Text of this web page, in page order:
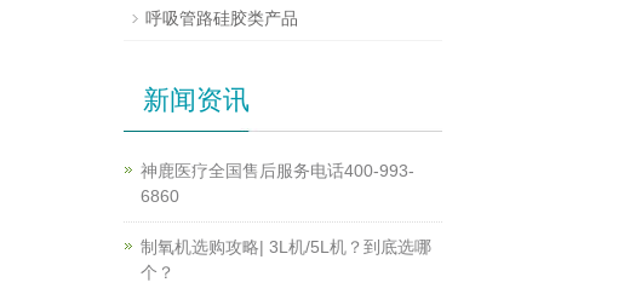
呼吸管路硅胶类产品
新闻资讯
神鹿医疗全国售后服务电话400-993-
6860
制氧机选购攻略| 3L机/5L机？到底选哪
个？